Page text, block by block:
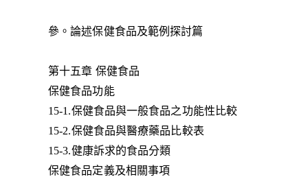
參。論述保健食品及範例探討篇
第十五章 保健食品
保健食品功能
15-1.保健食品與一般食品之功能性比較
15-2.保健食品與醫療藥品比較表
15-3.健康訴求的食品分類
保健食品定義及相關事項